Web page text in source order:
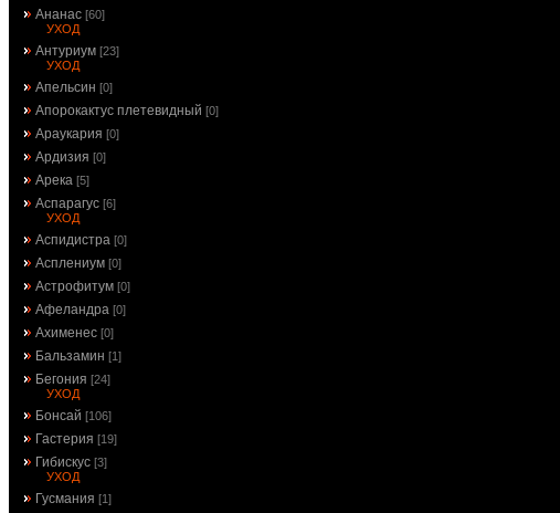
Ананас [60]
УХОД
Антуриум [23]
УХОД
Апельсин [0]
Апорокактус плетевидный [0]
Араукария [0]
Ардизия [0]
Арека [5]
Аспарагус [6]
УХОД
Аспидистра [0]
Асплениум [0]
Астрофитум [0]
Афеландра [0]
Ахименес [0]
Бальзамин [1]
Бегония [24]
УХОД
Бонсай [106]
Гастерия [19]
Гибискус [3]
УХОД
Гусмания [1]